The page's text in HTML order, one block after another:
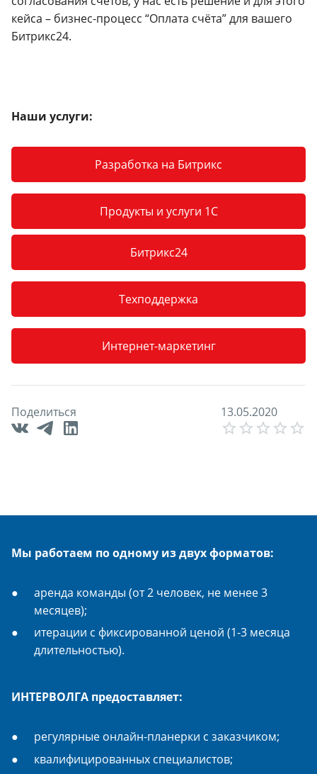
кейса – бизнес-процесс “Оплата счёта” для вашего
Битрикс24.
Наши услуги:
Разработка на Битрикс
Продукты и услуги 1С
Битрикс24
Техподдержка
Интернет-маркетинг
Поделиться 13.05.2020
Мы работаем по одному из двух форматов:
аренда команды (от 2 человек, не менее 3
месяцев);
итерации с фиксированной ценой (1-3 месяца
длительностью).
ИНТЕРВОЛГА предоставляет:
регулярные онлайн-планерки с заказчиком;
квалифицированных специалистов;